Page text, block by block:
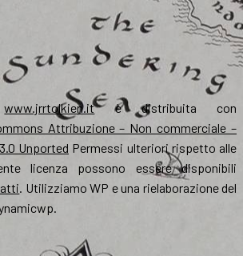
www.jrrtolkien.itè distribuita con
Attribuzione – Non commerciale –
Unported Permessi ulteriori rispetto alle
licenza possono essere disponibili
. Utilizziamo WP e una rielaborazione del